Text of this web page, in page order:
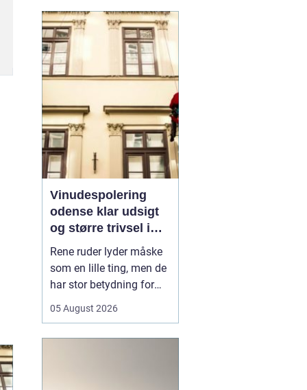
glarmester en central
rolle.
En glarmester i
Københa...
Vinudespolering
odense klar udsigt
og større trivsel i
hverdagen
Rene ruder lyder måske
som en lille ting, men de
har stor betydning for
indtryk af en bolig eller
05 August 2026